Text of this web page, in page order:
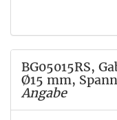
BG05015RS,
Ø15 mm,
Angabe